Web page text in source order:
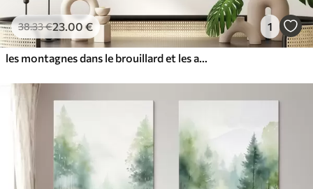
38.33€23.00 € 1
les montagnes dans le brouillard et les arbres